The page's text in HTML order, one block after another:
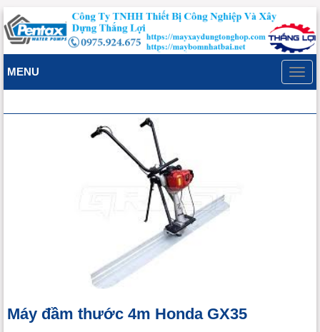
MENU
Máy đầm thước 4m Honda GX35